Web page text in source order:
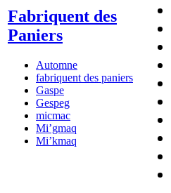
Fabriquent des
Paniers
Automne
fabriquent des paniers
Gaspe
Gespeg
micmac
Mi’gmaq
Mi’kmaq